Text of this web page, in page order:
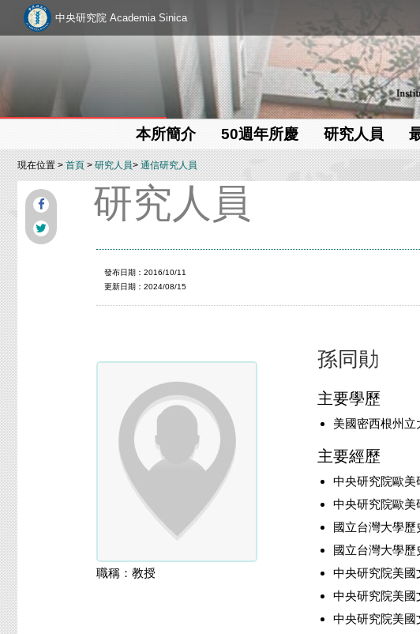
中央研究院 Academia Sinica
本所簡介 50週年所慶 研究人員
現在位置 >首頁>研究人員>通信研究人員
研究人員
發布日期：2016/10/11
更新日期：2024/08/15
職稱：教授
孫同勛
主要學歷
美國密西根州
主要經歷
中央研究院歐美
中央研究院歐美
國立台灣大學
國立台灣大學歷
中央研究院美國
中央研究院美國
中央研究院美國